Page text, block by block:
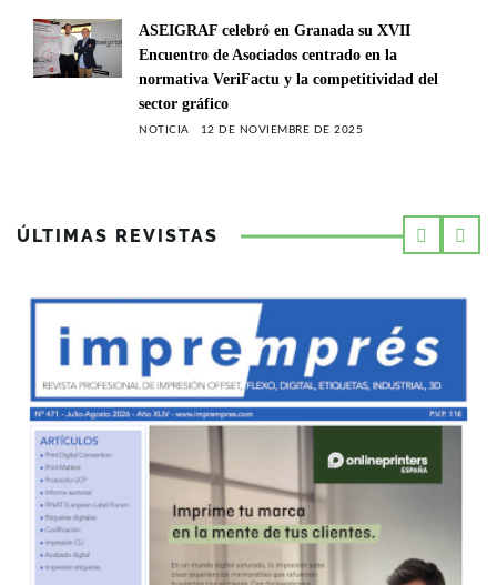
ASEIGRAF celebró en Granada su XVII
Encuentro de Asociados centrado en la
normativa VeriFactu y la competitividad del
sector gráfico
NOTICIA 12 DE NOVIEMBRE DE 2025
ÚLTIMAS REVISTAS